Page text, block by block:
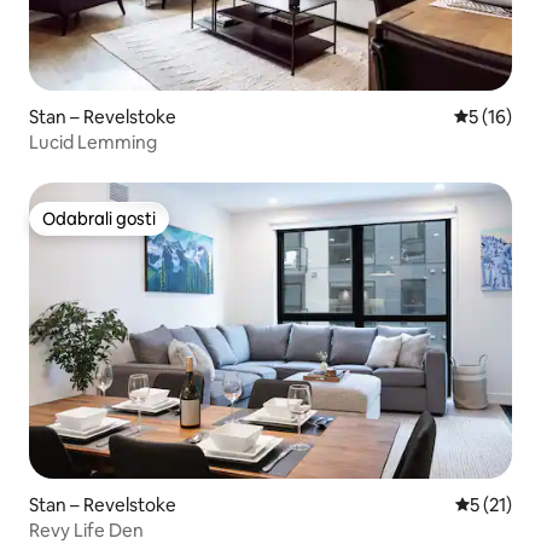
Stan – Revelstoke Prosječna
5 (16)
Lucid Lemming
Odabrali gosti
Odabrali gosti
Stan – Revelstoke Prosječna
5 (21)
Revy Life Den